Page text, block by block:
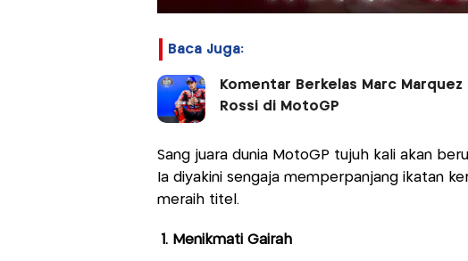
Baca Juga:
Komentar Berkelas Marc
Rossi di MotoGP
Sang juara dunia MotoGP tujuh kali akan
Ia diyakini sengaja memperpanjang ikatan
meraih titel.
1. Menikmati Gairah